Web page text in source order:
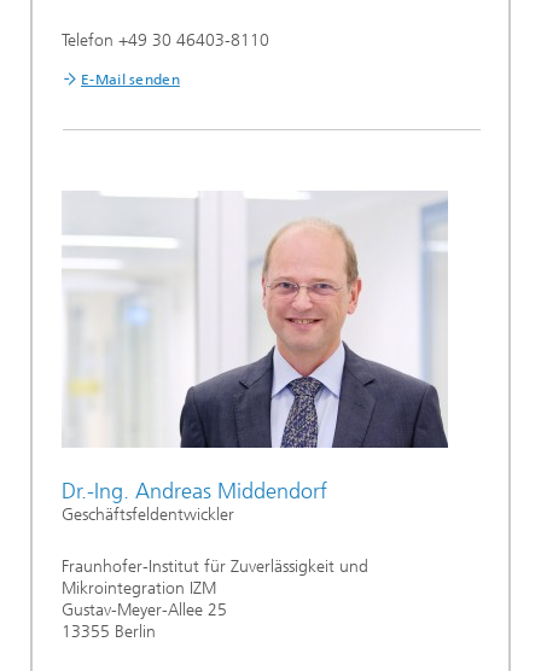
Telefon +49 30 46403-8110
E-Mail senden
Dr.-Ing. Andreas Middendorf
Geschäftsfeldentwickler
Fraunhofer-Institut für Zuverlässigkeit und
Mikrointegration IZM
Gustav-Meyer-Allee 25
13355 Berlin